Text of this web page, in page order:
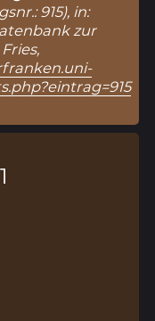
915), in:
zur